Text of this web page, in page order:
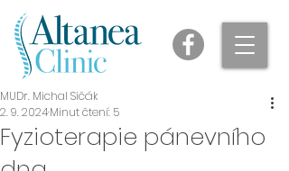
Fyzioterapie pánevního
MUDr. Michal Sičák
2. 9. 2024Minut čtení: 5